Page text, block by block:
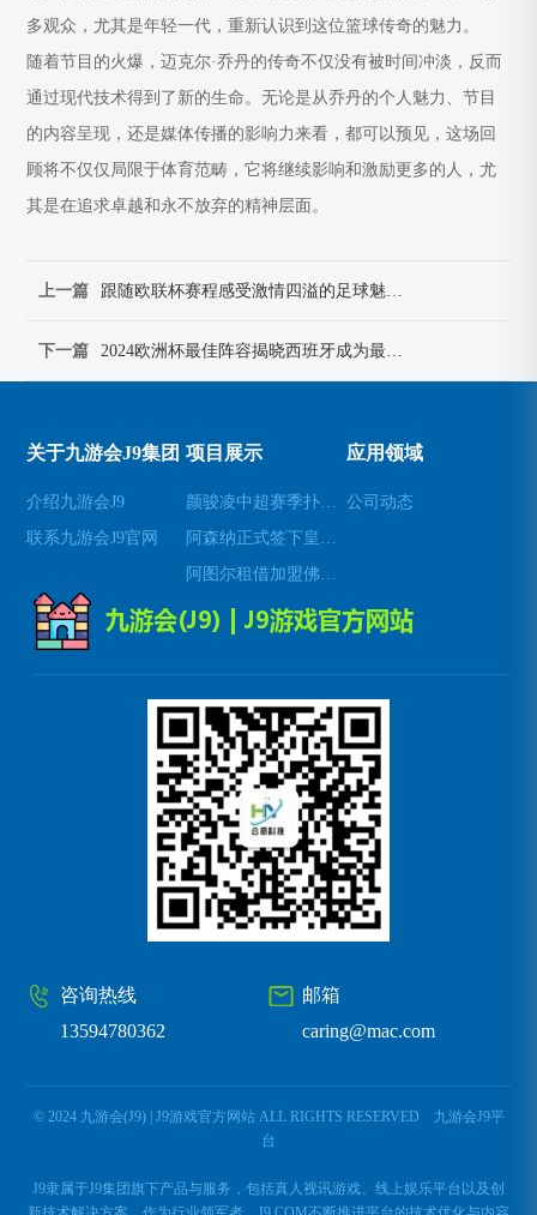
多观众，尤其是年轻一代，重新认识到这位篮球传奇的魅力。
随着节目的火爆，迈克尔·乔丹的传奇不仅没有被时间冲淡，反而
通过现代技术得到了新的生命。无论是从乔丹的个人魅力、节目
的内容呈现，还是媒体传播的影响力来看，都可以预见，这场回
顾将不仅仅局限于体育范畴，它将继续影响和激励更多的人，尤
其是在追求卓越和永不放弃的精神层面。
上一篇
下一篇
关于九游会J9集团
介绍九游会J9
联系九游会J9官网
项目展示 应用领域
公司动态
邮箱
caring@mac.com
咨询热线
13594780362
© 2024 九游会(J9) | J9游戏官方网站 ALL RIGHTS RESERVED
九游会J9平
台
J9隶属于J9集团旗下产品与服务，包括真人视讯游戏、线上娱乐平台以及创